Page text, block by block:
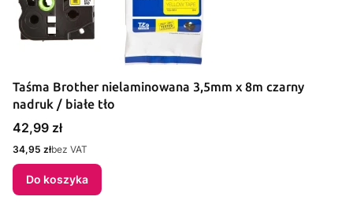
Taśma Brother nielaminowana 3,5mm x 8m czarny
nadruk / białe tło
Cena
42,99 zł
Cena
34,95 złbez VAT
Do koszyka